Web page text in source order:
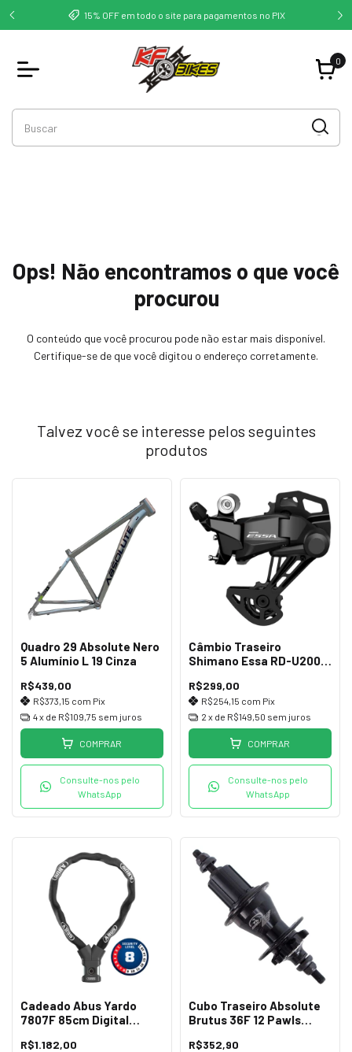
- 15% OFF em todo o site para pagamentos no PIX
0
Ops! Não encontramos o que você
procurou
O conteúdo que você procurou pode não estar mais disponível.
Certifique-se de que você digitou o endereço corretamente.
Talvez você se interesse pelos seguintes
produtos
Quadro 29 Absolute Nero
5 Alumínio L 19 Cinza
R$439,00
R$373,15 com Pix
4x de R$109,75 sem juros
COMPRAR
Consulte-nos pelo
WhatsApp
Câmbio Traseiro
Shimano Essa RD-U2000
R$299,00
R$254,15 com Pix
2 x de R$149,50 sem juros
COMPRAR
Consulte-nos pelo
WhatsApp
Cadeado Abus Yardo
7807F 85cm Digital
R$1.182,00
Cubo Traseiro Absolute
Brutus 36F 12 Pawls
R$352,90